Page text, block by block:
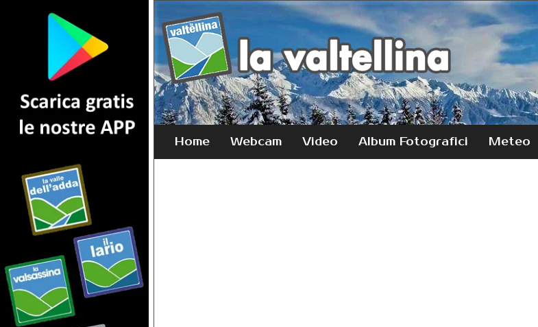
Home Webcam Video Album Fotografici Meteo